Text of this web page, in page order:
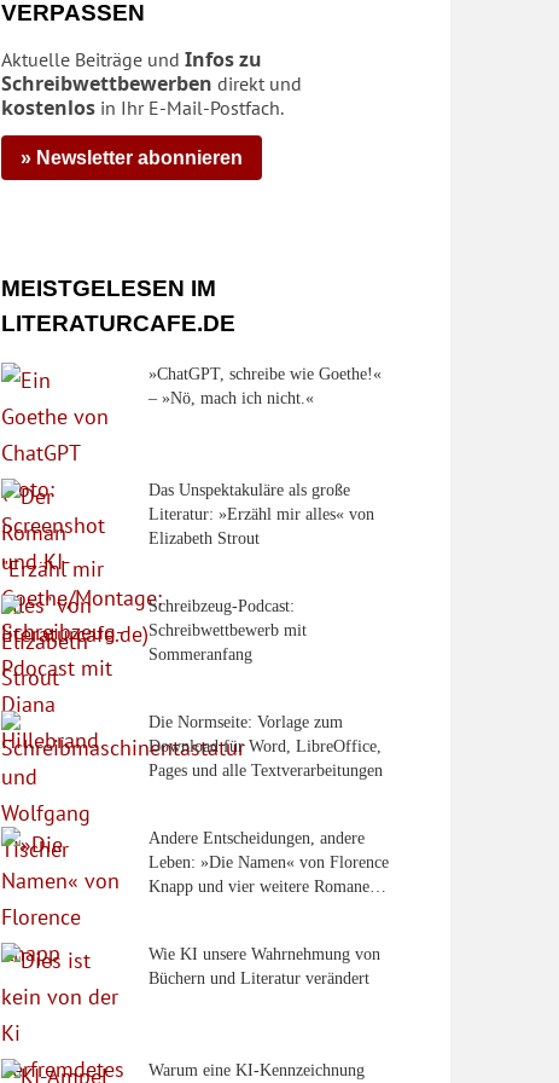
VERPASSEN
Aktuelle Beiträge und Infos zu
Schreibwettbewerben direkt und
kostenlos in Ihr E-Mail-Postfach.
» Newsletter abonnieren
MEISTGELESEN IM
LITERATURCAFE.DE
»ChatGPT, schreibe wie Goethe!«
– »Nö, mach ich nicht.«
Das Unspektakuläre als große
Literatur: »Erzähl mir alles« von
Elizabeth Strout
Schreibzeug-Podcast:
Schreibwettbewerb mit
Sommeranfang
Die Normseite: Vorlage zum
Download für Word, LibreOffice,
Pages und alle Textverarbeitungen
Andere Entscheidungen, andere
Leben: »Die Namen« von Florence
Knapp und vier weitere Romane…
Wie KI unsere Wahrnehmung von
Büchern und Literatur verändert
Warum eine KI-Kennzeichnung